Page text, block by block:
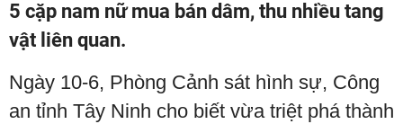
5 cặp nam nữ mua bán dâm, thu nhiều tang
vật liên quan.
Ngày 10-6, Phòng Cảnh sát hình sự, Công
an tỉnh Tây Ninh cho biết vừa triệt phá thành